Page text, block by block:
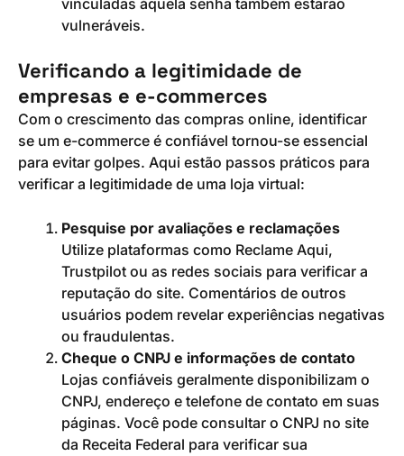
vinculadas àquela senha também estarão
vulneráveis.
Verificando a legitimidade de
empresas e e-commerces
Com o crescimento das compras online, identificar
se um e-commerce é confiável tornou-se essencial
para evitar golpes. Aqui estão passos práticos para
verificar a legitimidade de uma loja virtual:
Pesquise por avaliações e reclamações
Utilize plataformas como Reclame Aqui,
Trustpilot ou as redes sociais para verificar a
reputação do site. Comentários de outros
usuários podem revelar experiências negativas
ou fraudulentas.
Cheque o CNPJ e informações de contato
Lojas confiáveis geralmente disponibilizam o
CNPJ, endereço e telefone de contato em suas
páginas. Você pode consultar o CNPJ no site
da Receita Federal para verificar sua